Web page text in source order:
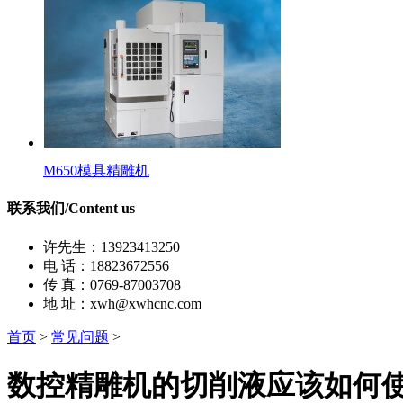
M650模具精雕机
联系我们/Content us
许先生：13923413250
电 话：18823672556
传 真：0769-87003708
地 址：xwh@xwhcnc.com
首页 > 常见问题 >
数控精雕机的切削液应该如何